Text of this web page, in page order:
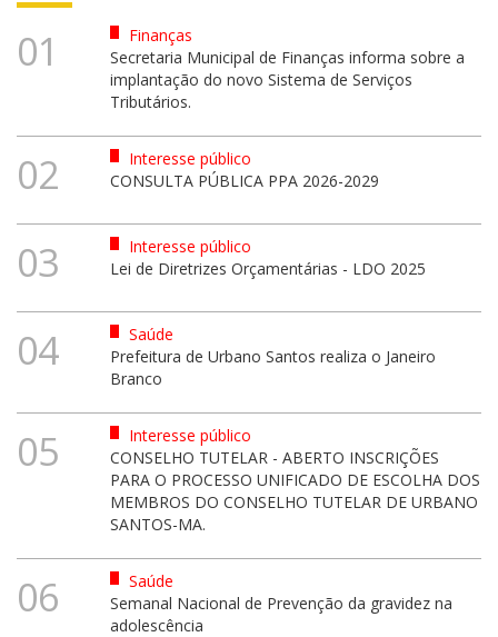
01
Finanças
Secretaria Municipal de Finanças informa sobre a
implantação do novo Sistema de Serviços
Tributários.
02
Interesse público
CONSULTA PÚBLICA PPA 2026-2029
03
Interesse público
Lei de Diretrizes Orçamentárias - LDO 2025
04
Saúde
Prefeitura de Urbano Santos realiza o Janeiro
Branco
05
Interesse público
CONSELHO TUTELAR - ABERTO INSCRIÇÕES
PARA O PROCESSO UNIFICADO DE ESCOLHA DOS
MEMBROS DO CONSELHO TUTELAR DE URBANO
SANTOS-MA.
06
Saúde
Semanal Nacional de Prevenção da gravidez na
adolescência